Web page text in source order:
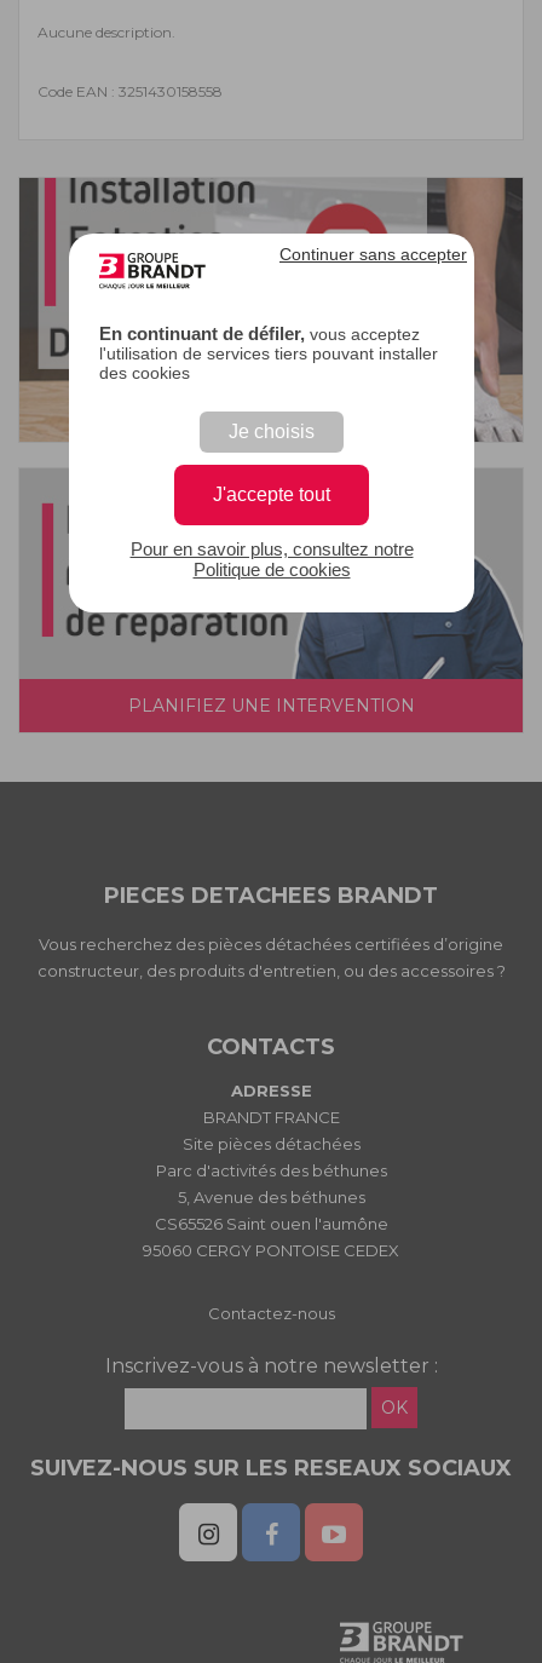
En continuant de défiler,vous acceptez
l'utilisation de services tiers pouvant installer
des cookies
Je choisis
J'accepte tout
Continuer sans accepter
Pour en savoir plus, consultez notre
Politique de cookies
Aucune description.
Code EAN : 3251430158558
PLANIFIEZ UNE INTERVENTION
PIECES DETACHEES BRANDT
Vous recherchez des pièces détachées certifiées d’origine
constructeur, des produits d'entretien, ou des accessoires ?
CONTACTS
ADRESSE
BRANDT FRANCE
Site pièces détachées
Parc d'activités des béthunes
5, Avenue des béthunes
CS65526 Saint ouen l'aumône
95060 CERGY PONTOISE CEDEX
Contactez-nous
Inscrivez-vous à notre newsletter :
OK
SUIVEZ-NOUS SUR LES RESEAUX SOCIAUX